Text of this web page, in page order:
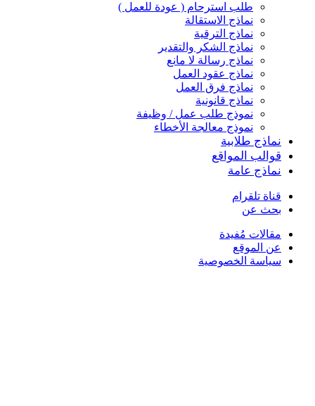
طلب استرحام ( عودة للعمل )
نماذج الاستقالة
نماذج الترقية
نماذج الشكر والتقدير
نماذج رسالة لا مانع
نماذج عقود العمل
نماذج فرق العمل
نماذج قانونية
نموذج طلب عمل / وظيفة
نموذج معالجة الأخطاء
نماذج طلابية
قوالب المواقع
نماذج عامة
قناة تلقرام
بحث عن
مقالات مُفيدة
عن الموقع
سياسة الخصوصية